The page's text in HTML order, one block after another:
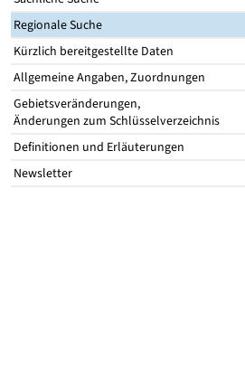
Regionale Suche
Kürzlich bereitgestellte Daten
Allgemeine Angaben, Zuordnungen
Gebietsveränderungen,
Änderungen zum Schlüsselverzeichnis
Definitionen und Erläuterungen
Newsletter